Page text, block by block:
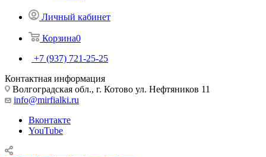
Личный кабинет
Корзина0
+7 (937) 721-25-25
Контактная информация
Волгоградская обл., г. Котово ул. Нефтяников 11
info@mirfialki.ru
Вконтакте
YouTube